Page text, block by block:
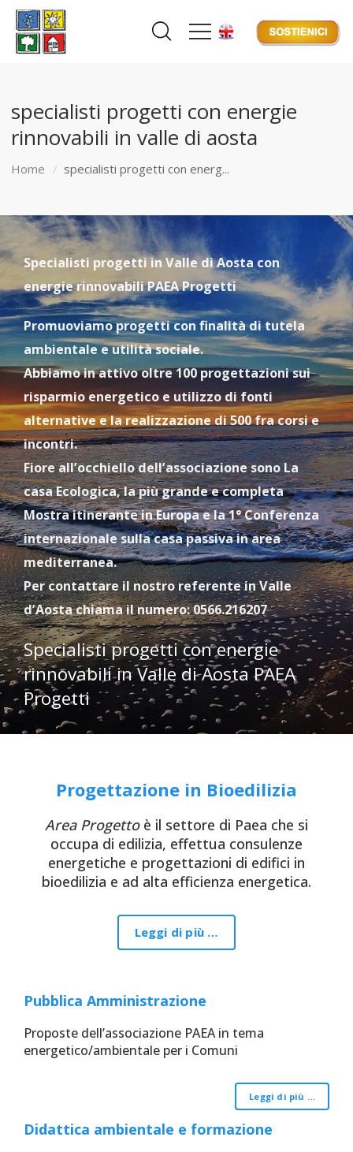
specialisti progetti con energie
rinnovabili in valle di aosta
Home specialisti progetti con energ...
Specialisti progetti in Valle di Aosta con
energie rinnovabili PAEA Progetti
Promuoviamo progetti con finalità di tutela
ambientale e utilità sociale.
Abbiamo in attivo oltre 100 progettazioni sui
risparmio energetico e utilizzo di fonti
alternative e la realizzazione di 500 fra corsi e
incontri.
Fiore all’occhiello dell’associazione sono La
casa Ecologica, la più grande e completa
Mostra itinerante in Europa e la 1° Conferenza
internazionale sulla casa passiva in area
mediterranea.
Per contattare il nostro referente in Valle
d’Aosta chiama il numero: 0566.216207
Specialisti progetti con energie
rinnovabili in Valle di Aosta PAEA
Progetti
Progettazione in Bioedilizia
Area Progettoè il settore di Paea che si
occupa di edilizia, effettua consulenze
energetiche e progettazioni di edifici in
bioedilizia e ad alta efficienza energetica.
Leggi di più …
Pubblica Amministrazione
Proposte dell’associazione PAEA in tema
energetico/ambientale per i Comuni
Leggi di più …
Didattica ambientale e formazione